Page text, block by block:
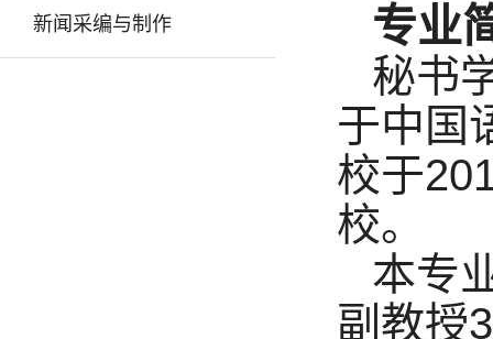
新闻采编与制作 专业
秘书
于中国
校于
校。
本专
副教授